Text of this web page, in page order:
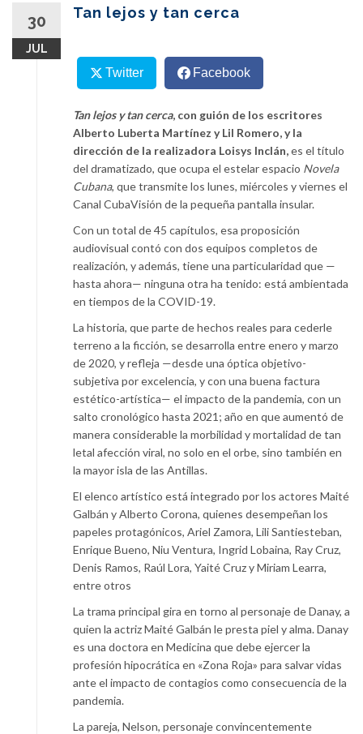
30
JUL
Tan lejos y tan cerca
Twitter Facebook
Tan lejos y tan cerca, con guión de los escritores
Alberto Luberta Martínez y Lil Romero, y la
dirección de la realizadora Loisys Inclán,es el título
del dramatizado, que ocupa el estelar espacio Novela
Cubana, que transmite los lunes, miércoles y viernes el
Canal CubaVisión de la pequeña pantalla insular.
Con un total de 45 capítulos, esa proposición
audiovisual contó con dos equipos completos de
realización, y además, tiene una particularidad que —
hasta ahora— ninguna otra ha tenido: está ambientada
en tiempos de la COVID-19.
La historia, que parte de hechos reales para cederle
terreno a la ficción, se desarrolla entre enero y marzo
de 2020, y refleja —desde una óptica objetivo-
subjetiva por excelencia, y con una buena factura
estético-artística— el impacto de la pandemia, con un
salto cronológico hasta 2021; año en que aumentó de
manera considerable la morbilidad y mortalidad de tan
letal afección viral, no solo en el orbe, sino también en
la mayor isla de las Antillas.
El elenco artístico está integrado por los actores Maité
Galbán y Alberto Corona, quienes desempeñan los
papeles protagónicos, Ariel Zamora, Lili Santiesteban,
Enrique Bueno, Niu Ventura, Ingrid Lobaina, Ray Cruz,
Denis Ramos, Raúl Lora, Yaité Cruz y Miriam Learra,
entre otros
La trama principal gira en torno al personaje de Danay, a
quien la actriz Maité Galbán le presta piel y alma. Danay
es una doctora en Medicina que debe ejercer la
profesión hipocrática en «Zona Roja» para salvar vidas
ante el impacto de contagios como consecuencia de la
pandemia.
La pareja, Nelson, personaje convincentemente